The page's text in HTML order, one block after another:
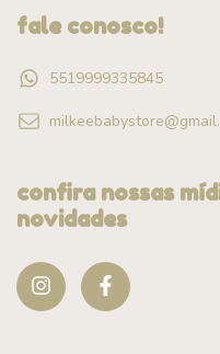
fale conosco!
5519999335845
confira nossas
novidades